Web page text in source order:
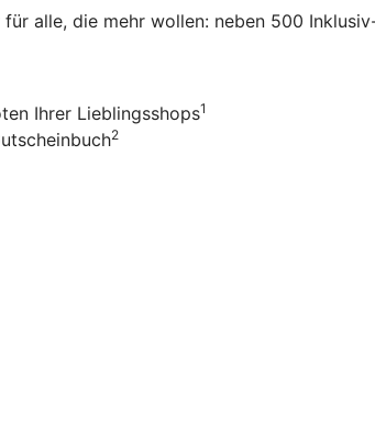
alle, die mehr wollen: neben 500
Ihrer Lieblingsshops1
2